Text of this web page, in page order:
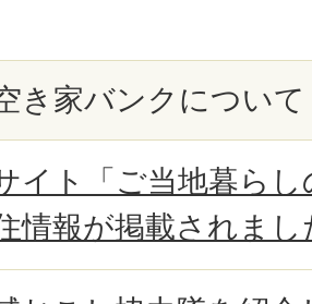
き家バンクについて
イト「ご当地暮ら
情報が掲載されまし